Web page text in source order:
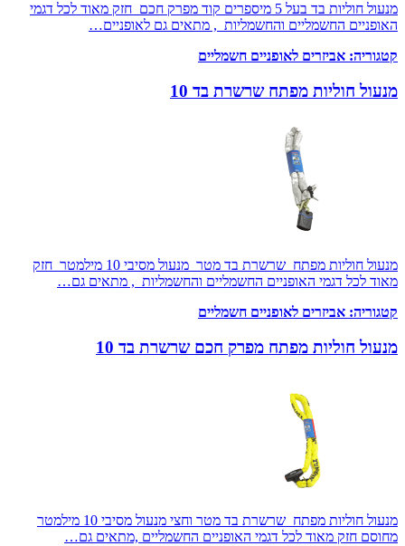
מנעול חוליות בד בעל 5 מיספרים קוד מפרק חכם חזק מאוד לכל דגמי
האופניים החשמליים והחשמליות , מתאים גם לאופניים…
קטגוריה: אביזרים לאופניים חשמליים
מנעול חוליות מפתח שרשרת בד 10
מנעול חוליות מפתח שרשרת בד מטר מנעול מסיבי 10 מילמטר חזק
מאוד לכל דגמי האופניים החשמליים והחשמליות , מתאים גם…
קטגוריה: אביזרים לאופניים חשמליים
מנעול חוליות מפתח מפרק חכם שרשרת בד 10
מנעול חוליות מפתח שרשרת בד מטר וחצי מנעול מסיבי 10 מילמטר
מחוסם חזק מאוד לכל דגמי האופניים החשמליים ,מתאים גם…